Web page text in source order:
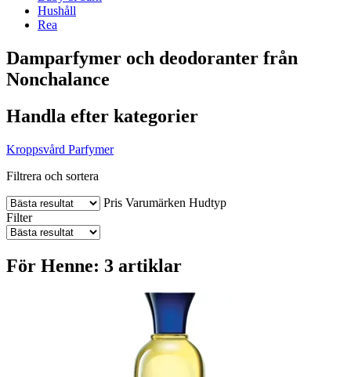
Hushåll
Rea
Damparfymer och deodoranter från
Nonchalance
Handla efter kategorier
Kroppsvård Parfymer
Filtrera och sortera
Pris Varumärken Hudtyp
Filter
För Henne: 3 artiklar